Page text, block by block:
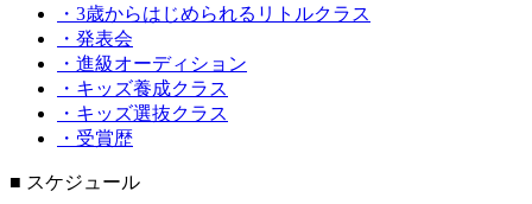
・3歳からはじめられるリトルクラス
・発表会
・進級オーディション
・キッズ養成クラス
・キッズ選抜クラス
・受賞歴
■ スケジュール